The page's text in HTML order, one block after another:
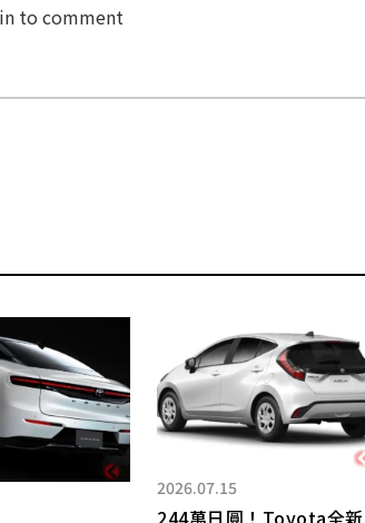
to comment
2026.07.15
244萬日圓！Toyota全新